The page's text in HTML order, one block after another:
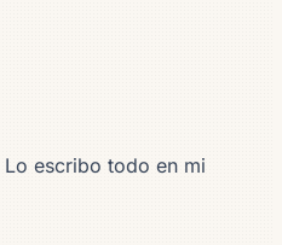
escribo todo en mi